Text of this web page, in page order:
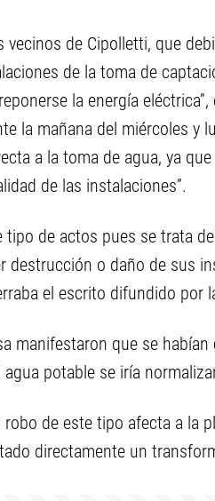
vecinos de Cipolletti, que
de la toma de
la energía
la mañana del miércoles y
a la toma de agua, ya
de las instalaciones”.
tipo de actos pues se trata
destrucción o daño de sus
el escrito difundido por
manifestaron que se
potable se iría
de este tipo afecta a la
directamente un